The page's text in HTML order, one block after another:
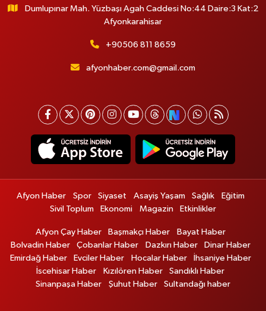
Dumlupınar Mah. Yüzbaşı Agah Caddesi No:44 Daire:3 Kat:2
Afyonkarahisar
+90506 811 8659
afyonhaber.com@gmail.com
Afyon Haber Spor Siyaset Asayiş Yaşam Sağlık
Eğitim
Sivil Toplum
Ekonomi Magazin Etkinlikler
Afyon Çay Haber Başmakçı Haber
Bayat Haber
Bolvadin Haber
Çobanlar Haber Dazkırı Haber
Dinar Haber
Emirdağ Haber
Evciler Haber Hocalar Haber
İhsaniye Haber
İscehisar Haber
Kızılören Haber
Sandıklı Haber
Sinanpaşa Haber
Şuhut Haber Sultandağı haber